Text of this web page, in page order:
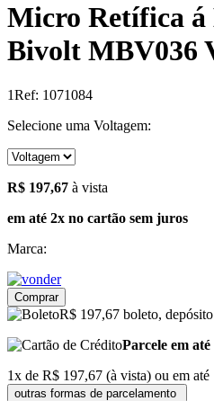
Micro Retífica á
Bivolt MBV036
1Ref: 1071084
Selecione uma Voltagem:
197.67
R$ 197,67 à vista
em até 2x no cartão sem juros
Marca:
Comprar
R$ 197,67 boleto,
Parcele em
1x de R$ 197,67 (à vista) ou em
outras formas de parcelamento